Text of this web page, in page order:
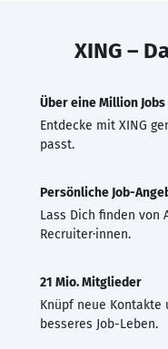
XING –
Über eine Million Jobs
Entdecke mit XING
passt.
Persönliche Job-
Lass Dich finden von
Recruiter·innen.
21 Mio. Mitglieder
Knüpf neue
besseres Job-Leben.